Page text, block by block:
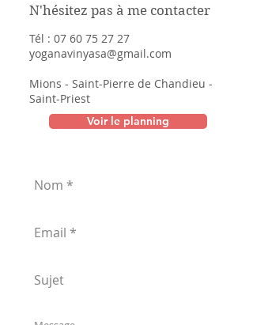
N'hésitez pas à me contacter
Tél : 07 60 75 27 27
yoganavinyasa@gmail.com
Mions - Saint-Pierre de Chandieu -
Saint-Priest
Voir le planning